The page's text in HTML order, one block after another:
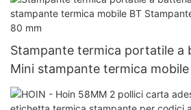
Etichetta Codici a Barre
Stampante termica portatile a
Mini stampante termica
termica portatile da 80 mm